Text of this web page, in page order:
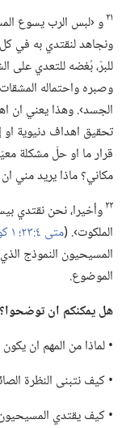
٢١و ‹لبس الرب يسوع
ونجاهد لنقتدي به في
للبرّ،‏ بُغضه للتعدي على
وصبره واحتماله
الجسد›.‏ وهذا يعني ان
تحقيق اهداف دنيوية او
قرار ما او حلّ مشكلة
مكاني؟‏ ماذا يريد مني
٢٢وأخيرا،‏ نحن نقتدي
الملكوت›.‏ (‏متى ٤:‏٢٣؛‏
المسيحيون النموذج
الموضوع.‏
هل يمكنكم ان توضحوا؟‏
‏• لماذا من المهم ان
‏• كيف نتبنى النظرة
‏• كيف يقتدي